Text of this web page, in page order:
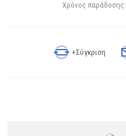
Χρόνος παράδοσης:
+Σύγκριση